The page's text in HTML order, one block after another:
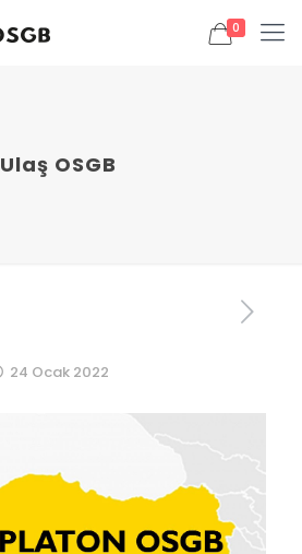
0
Ulaş OSGB
24 Ocak 2022